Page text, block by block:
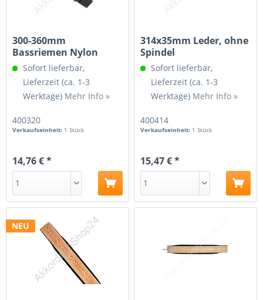
300-360mm
Bassriemen Nylon
Verstellbar
Sofort lieferbar,
Lieferzeit (ca. 1-3
Werktage) Mehr Info »
400320
Verkaufseinheit: 1 Stück
14,76 € *
314x35mm Leder, ohne
Spindel
Sofort lieferbar,
Lieferzeit (ca. 1-3
Werktage) Mehr Info »
400414
Verkaufseinheit: 1 Stück
15,47 € *
NEU